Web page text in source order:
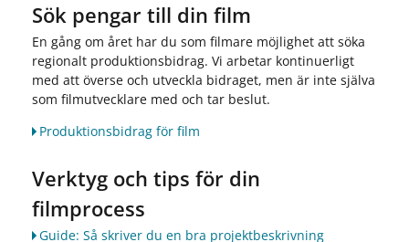
Sök pengar till din film
En gång om året har du som filmare möjlighet att söka
regionalt produktionsbidrag. Vi arbetar kontinuerligt
med att överse och utveckla bidraget, men är inte själva
som filmutvecklare med och tar beslut.
Produktionsbidrag för film
Verktyg och tips för din
filmprocess
Guide: Så skriver du en bra projektbeskrivning